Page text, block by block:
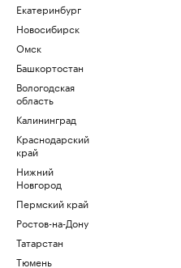
Екатеринбург
Новосибирск
Омск
Башкортостан
Вологодская
область
Калининград
Краснодарский
край
Нижний
Новгород
Пермский край
Ростов-на-Дону
Татарстан
Тюмень